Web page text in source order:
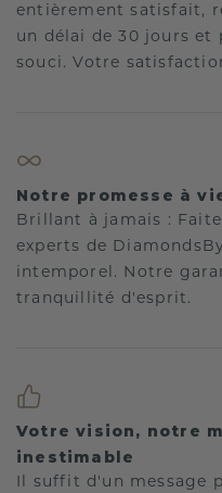
entièrement satisfait,
un délai de 30 jours et
souci. Votre
Notre promesse à
Brillant à jamais :
experts de
intemporel. Notre
tranquillité d'esprit.
Votre vision, notre
inestimable
Il suffit d'un message